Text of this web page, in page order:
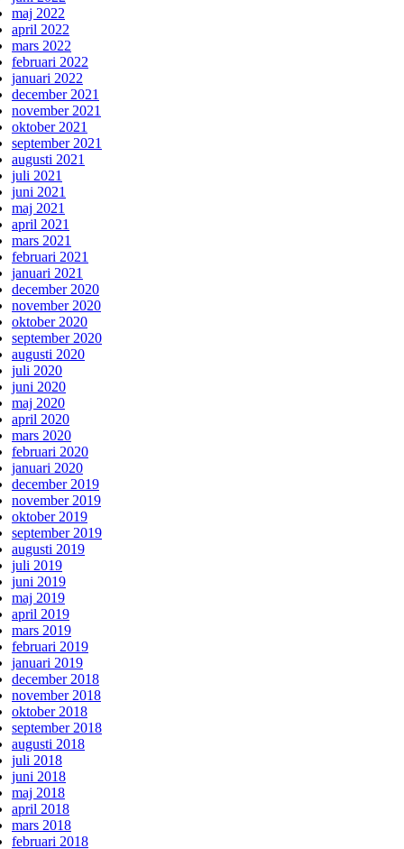
maj 2022
april 2022
mars 2022
februari 2022
januari 2022
december 2021
november 2021
oktober 2021
september 2021
augusti 2021
juli 2021
juni 2021
maj 2021
april 2021
mars 2021
februari 2021
januari 2021
december 2020
november 2020
oktober 2020
september 2020
augusti 2020
juli 2020
juni 2020
maj 2020
april 2020
mars 2020
februari 2020
januari 2020
december 2019
november 2019
oktober 2019
september 2019
augusti 2019
juli 2019
juni 2019
maj 2019
april 2019
mars 2019
februari 2019
januari 2019
december 2018
november 2018
oktober 2018
september 2018
augusti 2018
juli 2018
juni 2018
maj 2018
april 2018
mars 2018
februari 2018